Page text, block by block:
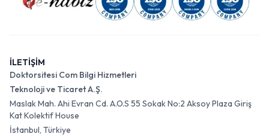
İLETİŞİM
Doktorsitesi Com Bilgi Hizmetleri
Teknoloji ve Ticaret A.Ş.
Maslak Mah. Ahi Evran Cd. A.O.S 55 Sokak No:2 Aksoy Plaza Giriş
Kat Kolektif House
İstanbul, Türkiye